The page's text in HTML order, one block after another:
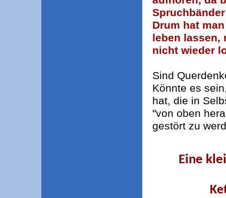
Drum hat
leben lassen,
nicht wieder
Sind
Könnte es
hat, die in
"von oben
gestört zu
Eine